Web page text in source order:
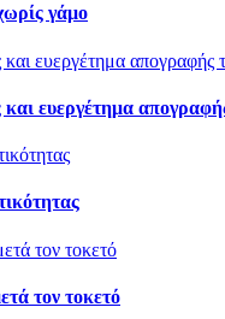
γάμο
ευεργέτημα
τον τοκετό